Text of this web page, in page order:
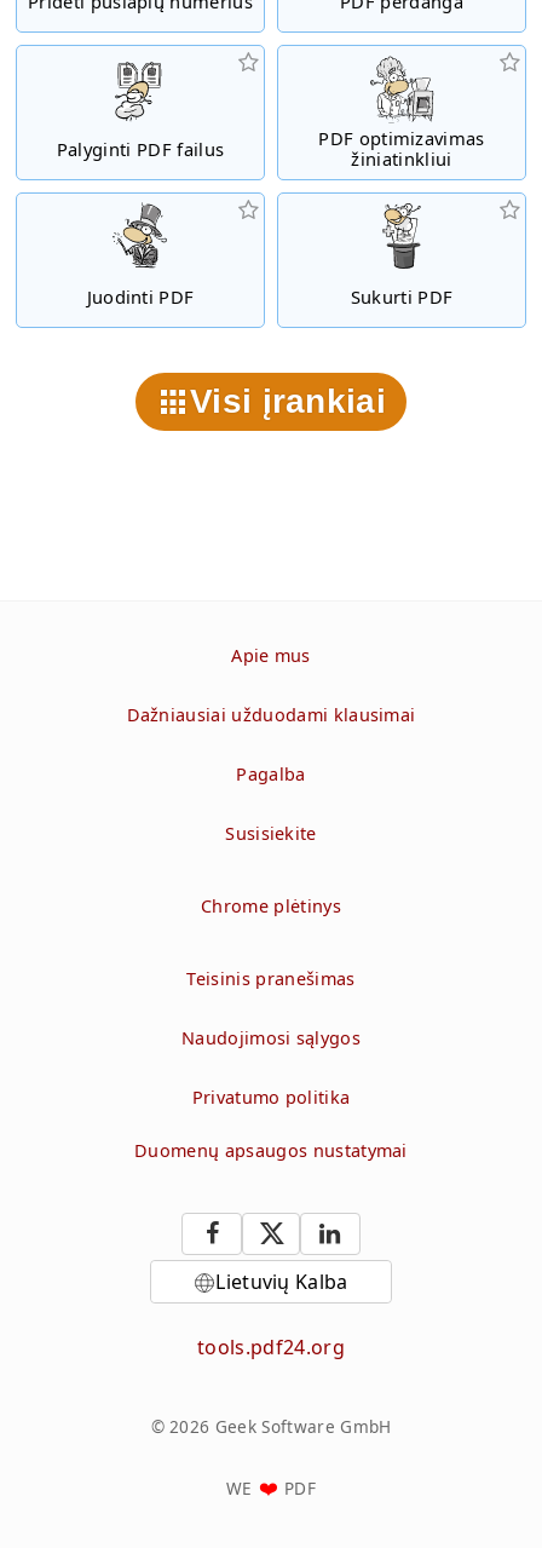
Palyginti PDF failus
PDF optimizavimas
žiniatinkliui
Juodinti PDF Sukurti PDF
Visi įrankiai
Apie mus
Dažniausiai užduodami klausimai
Pagalba
Susisiekite
Chrome plėtinys
Teisinis pranešimas
Naudojimosi sąlygos
Privatumo politika
Duomenų apsaugos nustatymai
Lietuvių Kalba
tools.pdf24.org
© 2026 Geek Software GmbH
WE PDF